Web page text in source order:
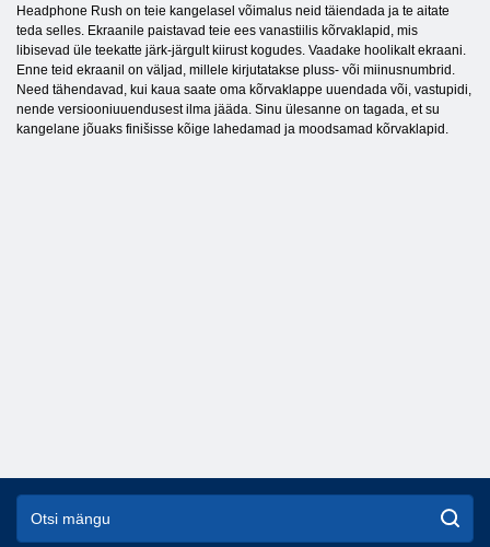
Headphone Rush on teie kangelasel võimalus neid täiendada ja te aitate
teda selles. Ekraanile paistavad teie ees vanastiilis kõrvaklapid, mis
libisevad üle teekatte järk-järgult kiirust kogudes. Vaadake hoolikalt ekraani.
Enne teid ekraanil on väljad, millele kirjutatakse pluss- või miinusnumbrid.
Need tähendavad, kui kaua saate oma kõrvaklappe uuendada või, vastupidi,
nende versiooniuuendusest ilma jääda. Sinu ülesanne on tagada, et su
kangelane jõuaks finišisse kõige lahedamad ja moodsamad kõrvaklapid.